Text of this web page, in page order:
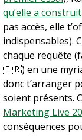
qu’elle a construit
pas accès, elle
indispensables).
chaque requête
🇫🇷) en une
donc t’arranger
soient présents.
Marketing Live
conséquences